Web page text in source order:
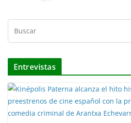
Entrevistas